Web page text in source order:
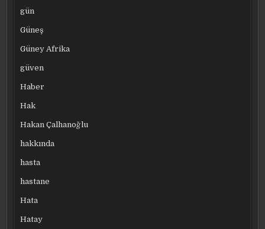
gün
Güneş
Güney Afrika
güven
Haber
Hak
Hakan Çalhanoğlu
hakkında
hasta
hastane
Hata
Hatay